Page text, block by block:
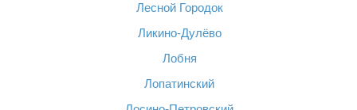
Лесной Городок
Ликино-Дулёво
Лобня
Лопатинский